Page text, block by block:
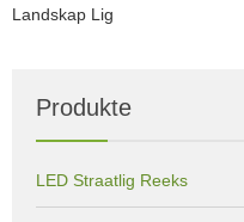
Landskap Lig
Produkte
LED Straatlig Reeks